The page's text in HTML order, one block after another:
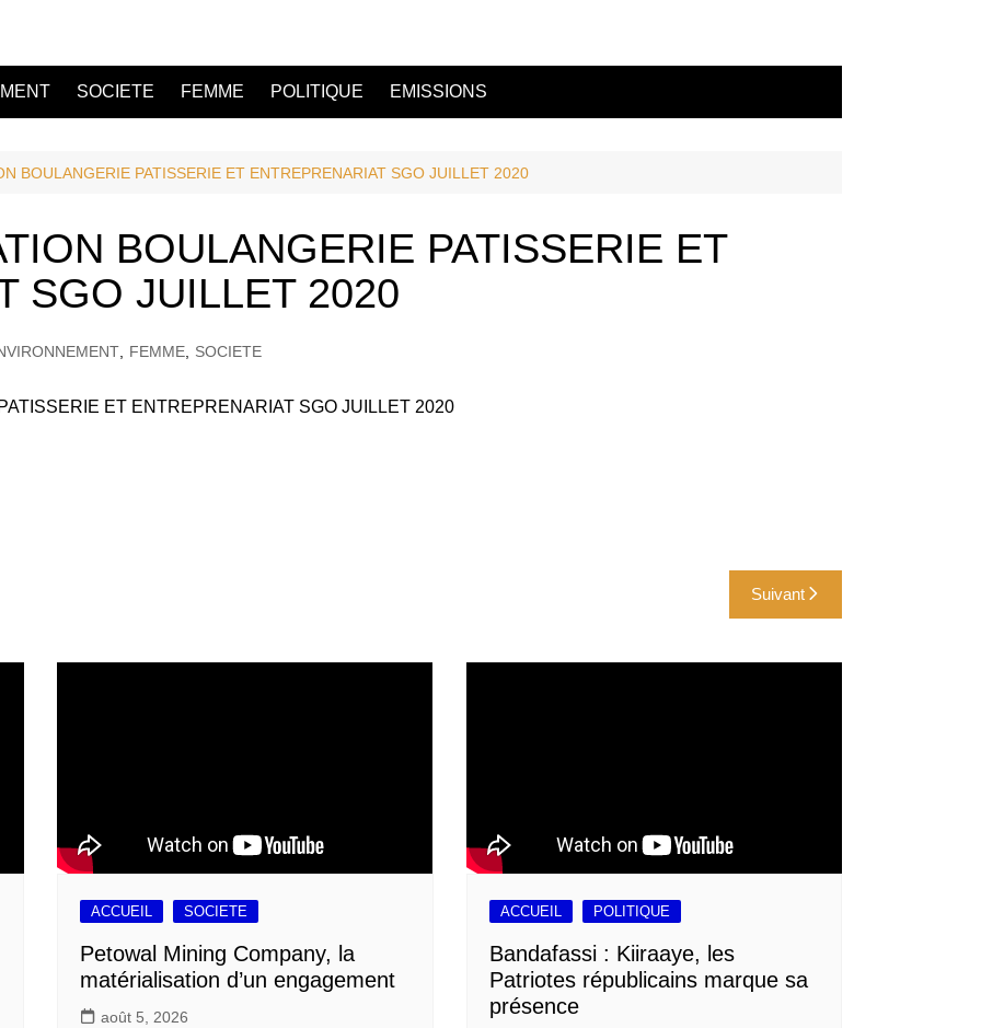
SOCIETE FEMME POLITIQUE EMISSIONS
BOULANGERIE PATISSERIE ET ENTREPRENARIAT SGO JUILLET 2020
BOULANGERIE PATISSERIE ET
SGO JUILLET 2020
FEMME SOCIETE
Suivant
ACCUEIL SOCIETE
Petowal Mining Company, la
matérialisation d’un engagement
août 5, 2026
ACCUEIL POLITIQUE
Bandafassi : Kiiraaye, les
Patriotes républicains marque sa
présence